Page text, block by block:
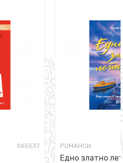
065537 РОМАНСИ
Едно златно